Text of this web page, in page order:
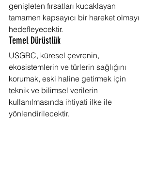
genişleten fırsatları kucaklayan
tamamen kapsayıcı bir hareket olmayı
hedefleyecektir.
Temel Dürüstlük
USGBC, küresel çevrenin,
ekosistemlerin ve türlerin sağlığını
korumak, eski haline getirmek için
teknik ve bilimsel verilerin
kullanılmasında ihtiyati ilke ile
yönlendirilecektir.